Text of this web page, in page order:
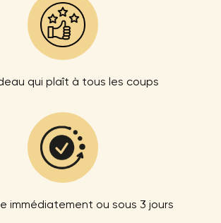
qui plaît à tous les coups
immédiatement ou sous 3 jours